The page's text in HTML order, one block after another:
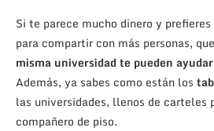
Si te parece mucho dinero y
para compartir con más personas,
misma universidad te pueden
Además, ya sabes como están los
las universidades, llenos de carteles
compañero de piso.